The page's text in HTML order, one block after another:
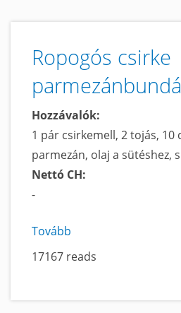
Ropogós csirke
Hozzávalók:
1 pár csirkemell, 2 tojás, 10
parmezán, olaj a sütéshez,
Nettó CH:
-
Tovább
Ropogós
17167 reads